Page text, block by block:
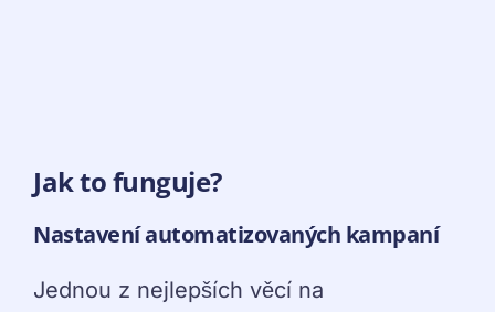
Jak to funguje?
Nastavení automatizovaných kampaní
Jednou z nejlepších věcí na